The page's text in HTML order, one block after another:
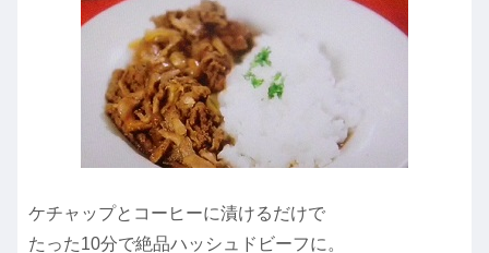
ケチャップとコーヒーに漬けるだけで
たった10分で絶品ハッシュドビーフに。